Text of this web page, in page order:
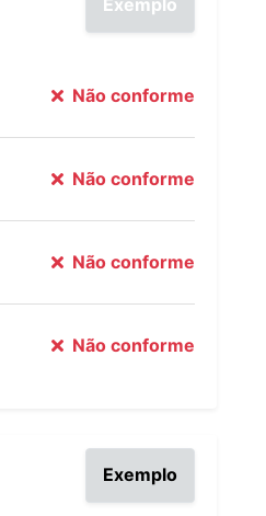
Exemplo
Não conforme
Não conforme
Não conforme
Não conforme
Exemplo